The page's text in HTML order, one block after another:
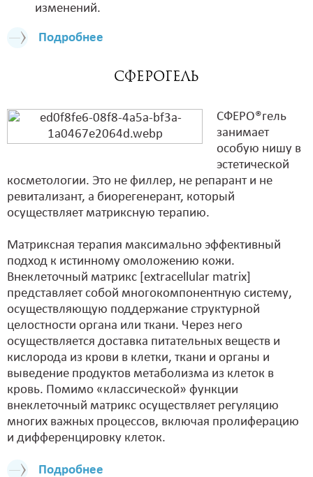
изменений.
Подробнее
Сферогель
СФЕРО®гель
занимает
особую нишу в
эстетической
косметологии. Это не филлер, не репарант и не
ревитализант, а биорегенерант, который
осуществляет матриксную терапию.
Матриксная терапия максимально эффективный
подход к истинному омоложению кожи.
Внеклеточный матрикс [extracellular matrix]
представляет собой многокомпонентную систему,
осуществляющую поддержание структурной
целостности органа или ткани. Через него
осуществляется доставка питательных веществ и
кислорода из крови в клетки, ткани и органы и
выведение продуктов метаболизма из клеток в
кровь. Помимо «классической» функции
внеклеточный матрикс осуществляет регуляцию
многих важных процессов, включая пролиферацию
и дифференцировку клеток.
Подробнее